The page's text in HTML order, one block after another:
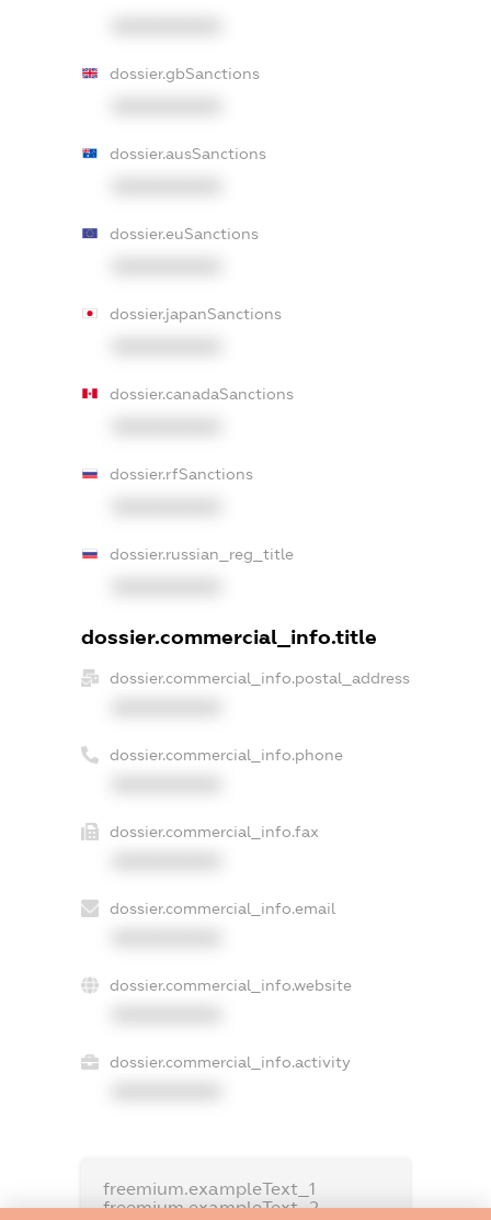
dossier.gbSanctions
dossier.ausSanctions
dossier.euSanctions
dossier.japanSanctions
dossier.canadaSanctions
dossier.rfSanctions
dossier.russian_reg_title
dossier.commercial_info.title
dossier.commercial_info.postal_address
dossier.commercial_info.phone
dossier.commercial_info.fax
dossier.commercial_info.email
dossier.commercial_info.website
dossier.commercial_info.activity
freemium.exampleText_1
freemium.exampleText_2